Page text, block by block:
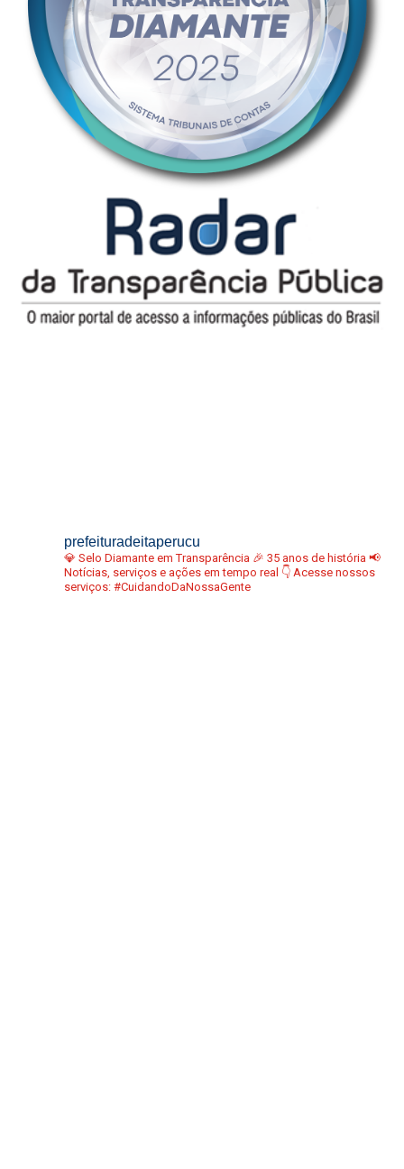
prefeituradeitaperucu
💎 Selo Diamante em Transparência 🎉 35 anos de história 📢
Notícias, serviços e ações em tempo real 👇 Acesse nossos
serviços: #CuidandoDaNossaGente